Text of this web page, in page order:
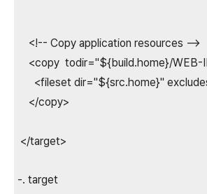
<!-- Copy application resources -->
<copy todir="${build.home}/WEB-
<fileset dir="${src.home}"
</copy>
</target>
-. target